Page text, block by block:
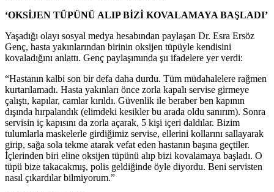
‘OKSİJEN TÜPÜNÜ ALIP BİZİ KOVALAMAYA BAŞLADI’
Yaşadığı olayı sosyal medya hesabından paylaşan Dr. Esra Ersöz
Genç, hasta yakınlarından birinin oksijen tüpüyle kendisini
kovaladığını anlattı. Genç paylaşımında şu ifadelere yer verdi:
“Hastanın kalbi son bir defa daha durdu. Tüm müdahalelere rağmen
kurtarılamadı. Hasta yakınları önce zorla kapalı servise girmeye
çalıştı, kapılar, camlar kırıldı. Güvenlik ile beraber ben kapının
dışında hırpalandık (elimdeki kesikler bu arada oldu sanırım). Sonra
servisin iç kapısını da zorla açarak, 5 kişi içeri daldılar. Bizim
tulumlarla maskelerle girdiğimiz servise, ellerini kollarını sallayarak
girip, sağa sola tekme atarak vefat eden hastanın başına geçtiler.
İçlerinden biri eline oksijen tüpünü alıp bizi kovalamaya başladı. O
tüpü bize takacakmış, polis geldiğinde öyle diyordu. Beni servisten
nasıl çıkardılar bilmiyorum.”